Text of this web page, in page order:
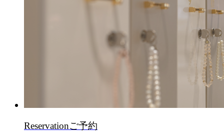
Reservationご予約